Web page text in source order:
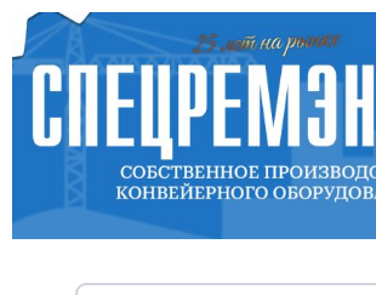
Перейти
содержимому